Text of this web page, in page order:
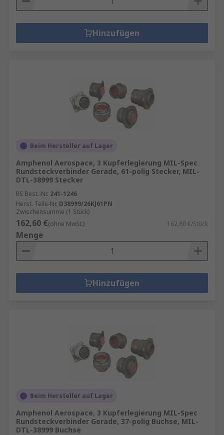
Hinzufügen
Beim Hersteller auf Lager
Amphenol Aerospace, 3 Kupferlegierung MIL-Spec
Rundsteckverbinder Gerade, 61-polig Stecker, MIL-
DTL-38999 Stecker
RS Best.-Nr. 241-1246
Herst. Teile-Nr. D38999/26KJ61PN
Zwischensumme (1 Stück)
162,60 €(ohne MwSt.) 162,60 €/Stück
Menge
Hinzufügen
Beim Hersteller auf Lager
Amphenol Aerospace, 3 Kupferlegierung MIL-Spec
Rundsteckverbinder Gerade, 37-polig Buchse, MIL-
DTL-38999 Buchse